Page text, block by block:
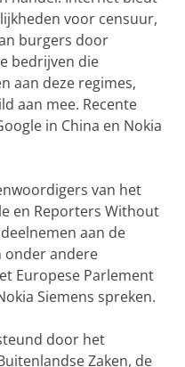
voor censuur,
burgers door
bedrijven die
aan deze regimes,
aan mee. Recente
in China en Nokia
van het
en Reporters Without
aan de
onder andere
Europese Parlement
Siemens spreken.
door het
Zaken, de